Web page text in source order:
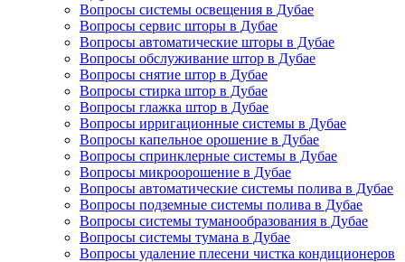
Вопросы системы освещения в Дубае
Вопросы сервис шторы в Дубае
Вопросы автоматические шторы в Дубае
Вопросы обслуживание штор в Дубае
Вопросы снятие штор в Дубае
Вопросы стирка штор в Дубае
Вопросы глажка штор в Дубае
Вопросы ирригационные системы в Дубае
Вопросы капельное орошение в Дубае
Вопросы спринклерные системы в Дубае
Вопросы микроорошение в Дубае
Вопросы автоматические системы полива в Дубае
Вопросы подземные системы полива в Дубае
Вопросы системы туманообразования в Дубае
Вопросы системы тумана в Дубае
Вопросы удаление плесени чистка кондиционеров